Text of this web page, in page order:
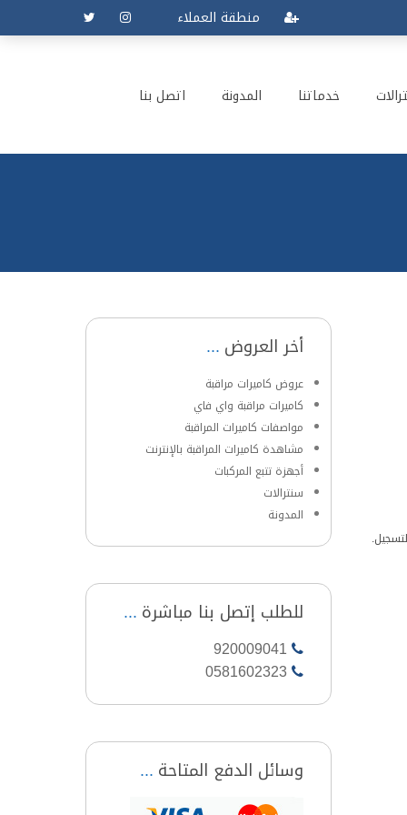
منطقة العملاء
خدماتنا المدونة اتصل بنا
أخر العروض
عروض كاميرات مراقبة
كاميرات مراقبة واي فاي
مواصفات كاميرات المراقبة
مشاهدة كاميرات المراقبة بالإنترنت
أجهزة تتبع المركبات
سنترالات
المدونة
للطلب إتصل بنا مباشرة
920009041
0581602323
وسائل الدفع المتاحة